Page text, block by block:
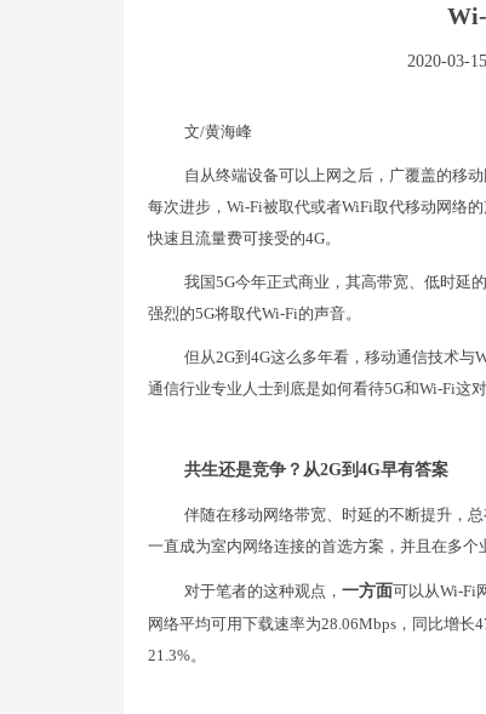
2020-03-
​文/黄海峰
自从终端设备可以上网之后，广覆盖的移
每次进步，Wi-Fi被取代或者WiFi取代移动网络
快速且流量费可接受的4G。
我国5G今年正式商业，其高带宽、低时延
强烈的5G将取代Wi-Fi的声音。
但从2G到4G这么多年看，移动通信技术与
通信行业专业人士到底是如何看待5G和Wi-Fi这
共生还是竞争？从2G到4G早有答案
伴随在移动网络带宽、时延的不断提升，
一直成为室内网络连接的首选方案，并且在多个
对于笔者的这种观点， 一方面可以从Wi-Fi
网络平均可用下载速率为28.06Mbps，同比增长
21.3%。